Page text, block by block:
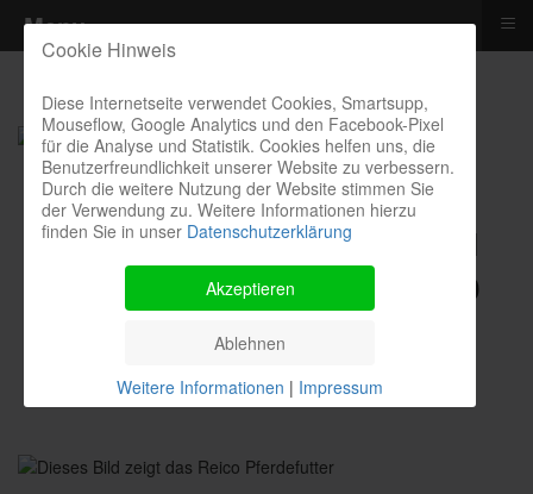
Kontakthotline I Bestellung I
Kosten I Beratung: 04385 900
9299
Cookie Hinweis
Diese Internetseite verwendet Cookies, Smartsupp,
Mouseflow, Google Analytics und den Facebook-Pixel
für die Analyse und Statistik. Cookies helfen uns, die
Benutzerfreundlichkeit unserer Website zu verbessern.
Durch die weitere Nutzung der Website stimmen Sie
der Verwendung zu. Weitere Informationen hierzu
finden Sie in unser Datenschutzerklärung
Akzeptieren
Ablehnen
Weitere Informationen | Impressum
Menu ≡